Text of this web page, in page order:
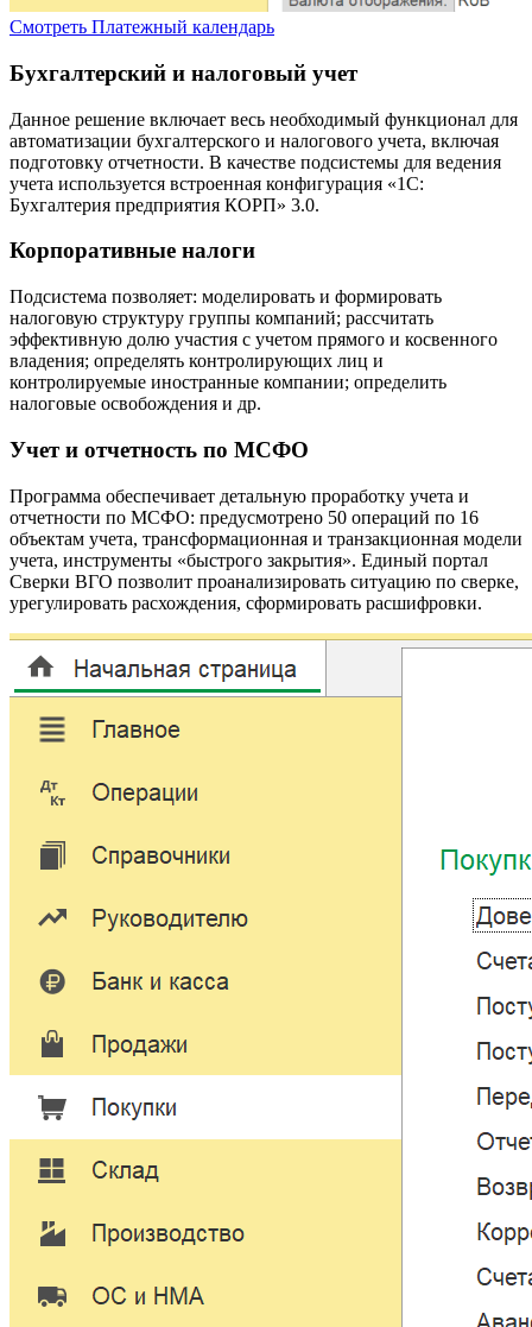
Смотреть Платежный календарь
Бухгалтерский и налоговый учет
Данное решение включает весь необходимый функционал для
автоматизации бухгалтерского и налогового учета, включая
подготовку отчетности. В качестве подсистемы для ведения
учета используется встроенная конфигурация «1С:
Бухгалтерия предприятия КОРП» 3.0.
Корпоративные налоги
Подсистема позволяет: моделировать и формировать
налоговую структуру группы компаний; рассчитать
эффективную долю участия с учетом прямого и косвенного
владения; определять контролирующих лиц и
контролируемые иностранные компании; определить
налоговые освобождения и др.
Учет и отчетность по МСФО
Программа обеспечивает детальную проработку учета и
отчетности по МСФО: предусмотрено 50 операций по 16
объектам учета, трансформационная и транзакционная модели
учета, инструменты «быстрого закрытия». Единый портал
Сверки ВГО позволит проанализировать ситуацию по сверке,
урегулировать расхождения, сформировать расшифровки.